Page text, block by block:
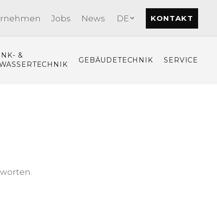
Jobs News DE KONTAKT
&
GEBÄUDETECHNIK SERVICE